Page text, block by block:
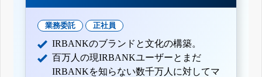
業務委託 正社員
IRBANKのブランドと文化の構築。
百万人の現IRBANKユーザーとまだ
IRBANKを知らない数千万人に対してマ